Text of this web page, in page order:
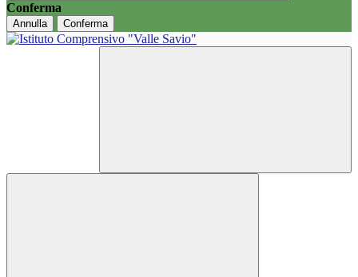
Conferma
Annulla Conferma